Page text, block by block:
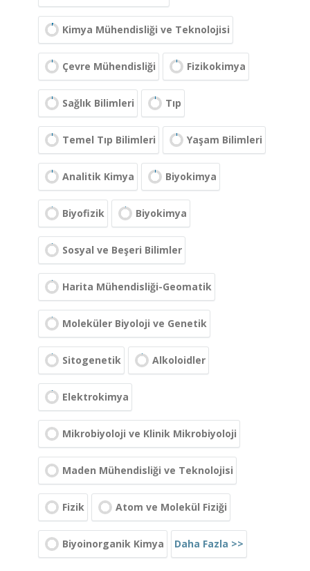
Kimya Mühendisliği ve Teknolojisi
Çevre Mühendisliği Fizikokimya
Sağlık Bilimleri Tıp
Temel Tıp Bilimleri Yaşam Bilimleri
Analitik Kimya Biyokimya
Biyofizik Biyokimya
Sosyal ve Beşeri Bilimler
Harita Mühendisliği-Geomatik
Moleküler Biyoloji ve Genetik
Sitogenetik Alkoloidler
Elektrokimya
Mikrobiyoloji ve Klinik Mikrobiyoloji
Maden Mühendisliği ve Teknolojisi
Fizik Atom ve Molekül Fiziği
Biyoinorganik Kimya Daha Fazla >>